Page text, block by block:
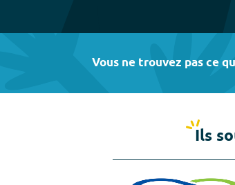
Vous ne trouvez pas ce
Ils